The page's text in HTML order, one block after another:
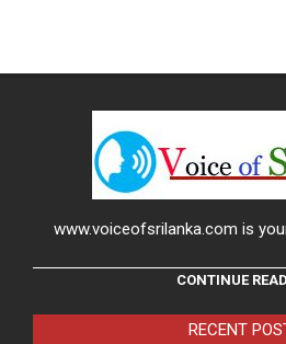
www.voiceofsrilanka.com is
CONTINUE
RECENT